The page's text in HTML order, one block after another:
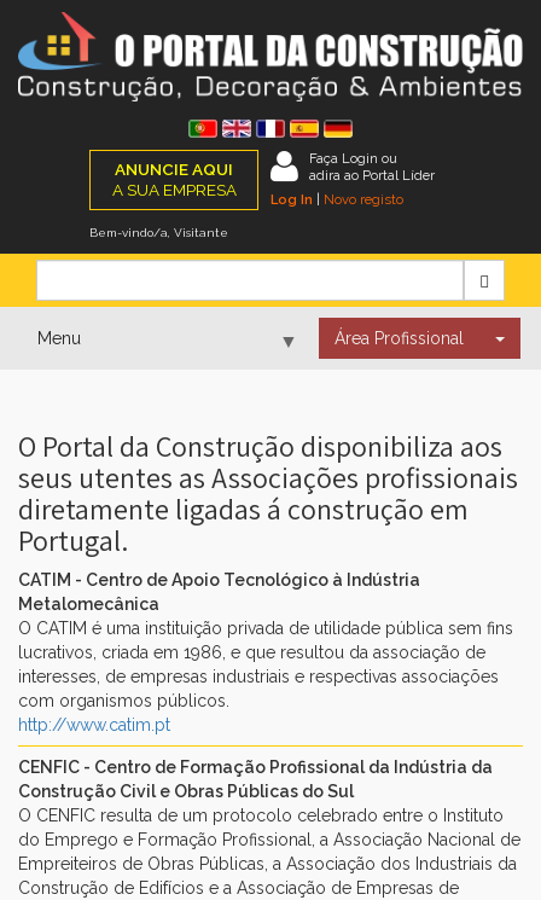
ANUNCIE AQUI
A SUA EMPRESA
Faça Login ou
adira ao Portal Líder
Log In
Novo registo
Bem-vindo/a, Visitante
Menu ▼
▼
▼
Área Profissional
O Portal da Construção disponibiliza aos
seus utentes as Associações profissionais
diretamente ligadas á construção em
Portugal.
CATIM - Centro de Apoio Tecnológico à Indústria
Metalomecânica
O CATIM é uma instituição privada de utilidade pública sem fins
lucrativos, criada em 1986, e que resultou da associação de
interesses, de empresas industriais e respectivas associações
com organismos públicos.
http://www.catim.pt
CENFIC - Centro de Formação Profissional da Indústria da
Construção Civil e Obras Públicas do Sul
O CENFIC resulta de um protocolo celebrado entre o Instituto
do Emprego e Formação Profissional, a Associação Nacional de
Empreiteiros de Obras Públicas, a Associação dos Industriais da
Construção de Edifícios e a Associação de Empresas de